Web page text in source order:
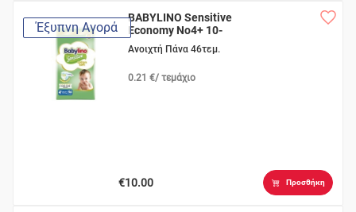
Έξυπνη Αγορά
BABYLINO Sensitive
Economy No4+ 10-
15kg
Ανοιχτή Πάνα 46τεμ.
0.21 €/ τεμάχιο
€10.00 Προσθήκη